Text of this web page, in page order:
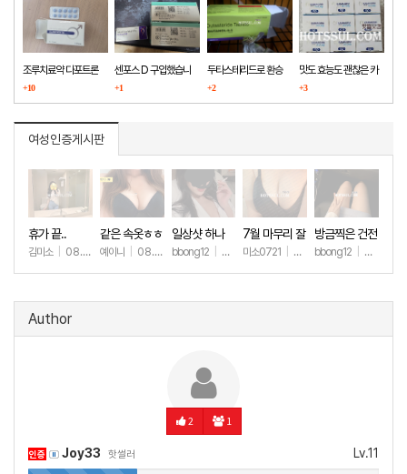
조루치료약 다포트론
구매했습니다
+10
센포스 D 구입했습니
다
+1
두타스테리드로 환승
+2
맛도 효능도 괜찮은 카
마그라
+3
여성인증게시판
휴가 끝..
김미소 08.07 +6
같은 속옷ㅎㅎ
예이니 08.04 +64
일상샷 하나
bbong12 07.31+89
7월 마무리 잘
하세요🫶
미소0721 07.31+245
방금찍은 건전
한 일상샷
bbong12 07.28
Author
2 1
Lv.11
인증 Joy33 핫썰러